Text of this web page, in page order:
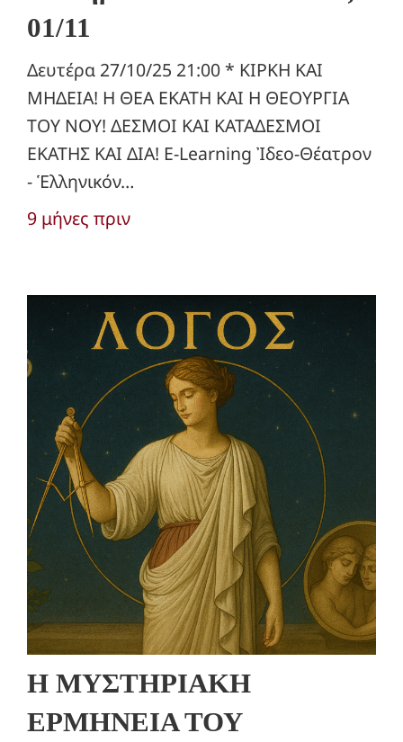
01/11
Δευτέρα 27/10/25 21:00 * ΚΙΡΚΗ ΚΑΙ
ΜΗΔΕΙΑ! Η ΘΕΑ ΕΚΑΤΗ ΚΑΙ Η ΘΕΟΥΡΓΙΑ
ΤΟΥ ΝΟΥ! ΔΕΣΜΟΙ ΚΑΙ ΚΑΤΑΔΕΣΜΟΙ
ΕΚΑΤΗΣ ΚΑΙ ΔΙΑ! E-Learning Ἰδεο-Θέατρον
- Ἑλληνικόν…
9 μήνες πριν
Η ΜΥΣΤΗΡΙΑΚΗ
ΕΡΜΗΝΕΙΑ ΤΟΥ